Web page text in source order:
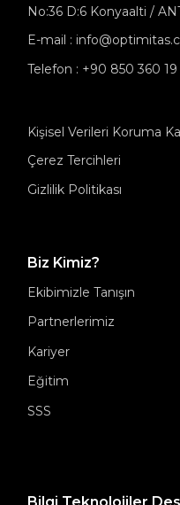
No:36 D:6 Konyaalti /
E-mail :
Telefon : +90 850 360
Kişisel Verileri Koruma
Çerez Tercihleri
Gizlilik Politikası
Biz Kimiz?
Ekibimizle Tanışın
Partnerlerimiz
Kariyer
Eğitim
SSS